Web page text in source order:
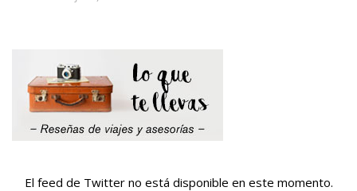
El feed de Twitter no está disponible en este momento.